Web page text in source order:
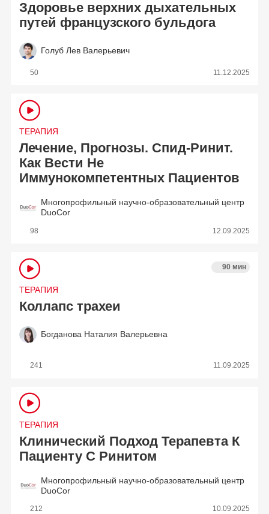
Здоровье верхних дыхательных
путей французского бульдога
Голуб Лев Валерьевич
50 11.12.2025
ТЕРАПИЯ
Лечение, Прогнозы. Спид-Ринит.
Как Вести Не
Иммунокомпетентных Пациентов
Многопрофильный научно-образовательный центр
DuoCor
98 12.09.2025
ТЕРАПИЯ
90 мин
Коллапс трахеи
Богданова Наталия Валерьевна
241 11.09.2025
ТЕРАПИЯ
Клинический Подход Терапевта К
Пациенту С Ринитом
Многопрофильный научно-образовательный центр
DuoCor
212 10.09.2025